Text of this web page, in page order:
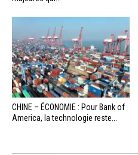
CHINE – ÉCONOMIE : Pour Bank of
America, la technologie reste...